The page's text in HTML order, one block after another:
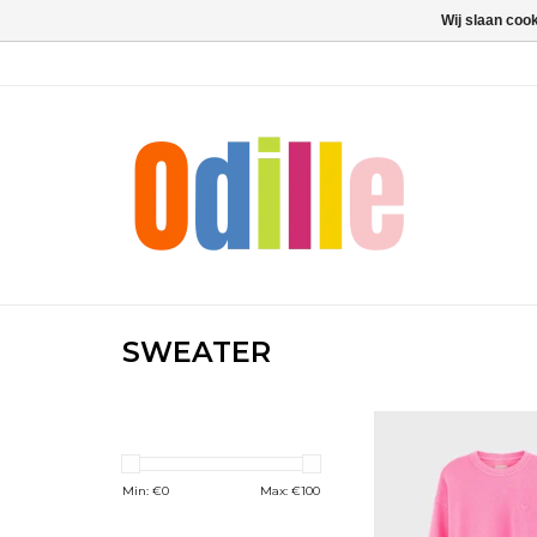
SWEATER
Min: €0 Max: €100
TOEVOEGEN
Wij slaan